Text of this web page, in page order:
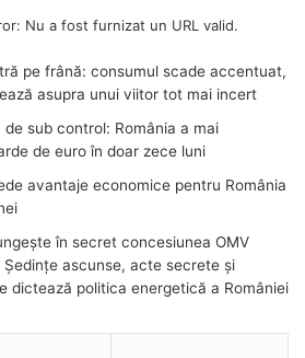
Nu a fost furnizat un URL valid.
pe frână: consumul scade accentuat,
asupra unui viitor tot mai incert
sub control: România a mai
de euro în doar zece luni
avantaje economice pentru România
în secret concesiunea OMV
ascunse, acte secrete și
dictează politica energetică a României